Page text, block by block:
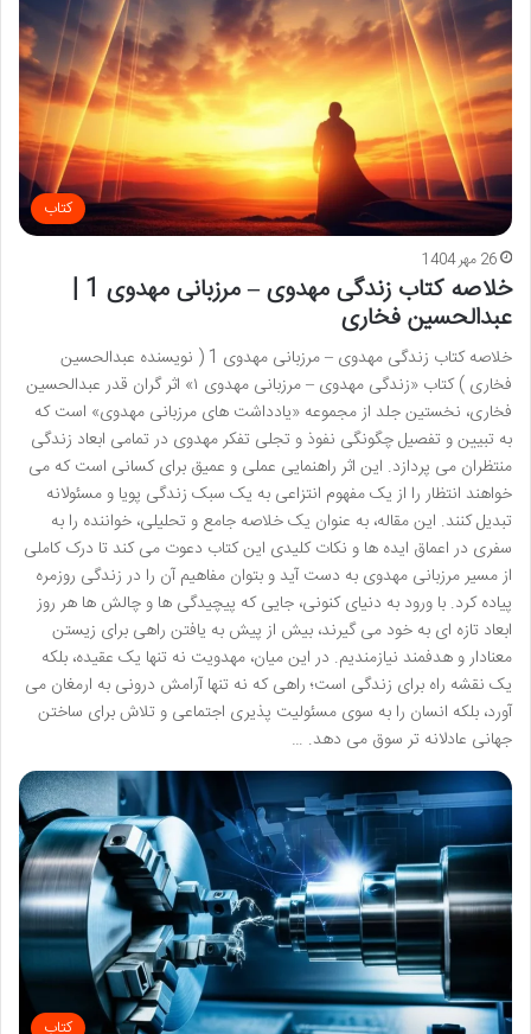
کتاب
26 مهر 1404
خلاصه کتاب زندگی مهدوی – مرزبانی مهدوی 1 |
عبدالحسین فخاری
خلاصه کتاب زندگی مهدوی – مرزبانی مهدوی 1 ( نویسنده عبدالحسین
فخاری ) کتاب «زندگی مهدوی – مرزبانی مهدوی ۱» اثر گران قدر عبدالحسین
فخاری، نخستین جلد از مجموعه «یادداشت های مرزبانی مهدوی» است که
به تبیین و تفصیل چگونگی نفوذ و تجلی تفکر مهدوی در تمامی ابعاد زندگی
منتظران می پردازد. این اثر راهنمایی عملی و عمیق برای کسانی است که می
خواهند انتظار را از یک مفهوم انتزاعی به یک سبک زندگی پویا و مسئولانه
تبدیل کنند. این مقاله، به عنوان یک خلاصه جامع و تحلیلی، خواننده را به
سفری در اعماق ایده ها و نکات کلیدی این کتاب دعوت می کند تا درک کاملی
از مسیر مرزبانی مهدوی به دست آید و بتوان مفاهیم آن را در زندگی روزمره
پیاده کرد. با ورود به دنیای کنونی، جایی که پیچیدگی ها و چالش ها هر روز
ابعاد تازه ای به خود می گیرند، بیش از پیش به یافتن راهی برای زیستن
معنادار و هدفمند نیازمندیم. در این میان، مهدویت نه تنها یک عقیده، بلکه
یک نقشه راه برای زندگی است؛ راهی که نه تنها آرامش درونی به ارمغان می
آورد، بلکه انسان را به سوی مسئولیت پذیری اجتماعی و تلاش برای ساختن
جهانی عادلانه تر سوق می دهد. …
کتاب